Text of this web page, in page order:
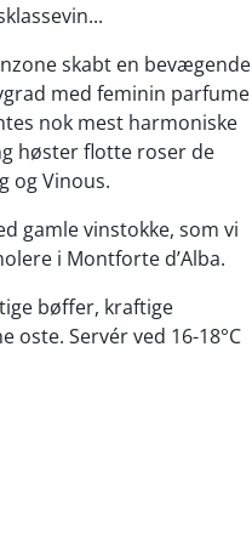
skabt en bevægende
med feminin parfume
nok mest harmoniske
høster flotte roser de
og Vinous.
gamle vinstokke, som vi
i Montforte d’Alba.
bøffer, kraftige
Servér ved 16-18°C